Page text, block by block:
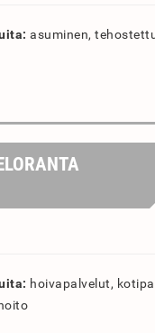
asuminen,
hoivapalvelut,